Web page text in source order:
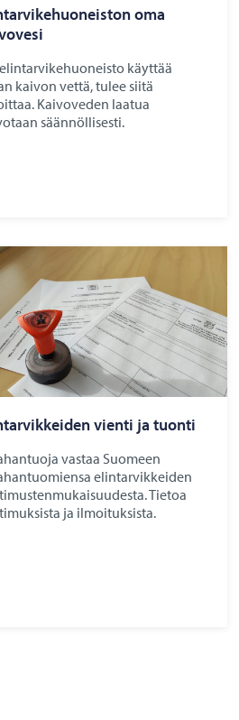
oma
käyttää
kaivon vettä, tulee siitä
Kaivoveden laatua
säännöllisesti.
vienti ja tuonti
vastaa Suomeen
elintarvikkeiden
Tietoa
ja ilmoituksista.